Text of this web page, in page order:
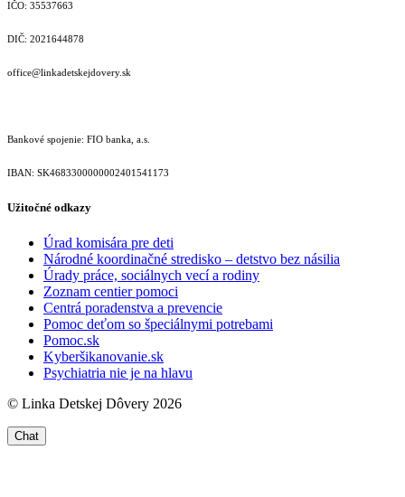
IČO: 35537663
DIČ: 2021644878
office@linkadetskejdovery.sk
Bankové spojenie: FIO banka, a.s.
IBAN: SK46833000000­02401541173
Užitočné odkazy
Úrad komisára pre deti
Národné koordinačné stredisko – detstvo bez násilia
Úrady práce, sociálnych vecí a rodiny
Zoznam centier pomoci
Centrá poradenstva a prevencie
Pomoc deťom so špeciálnymi potrebami
Pomoc.sk
Kyberšikanovanie.sk
Psychiatria nie je na hlavu
© Linka Detskej Dôvery 2026